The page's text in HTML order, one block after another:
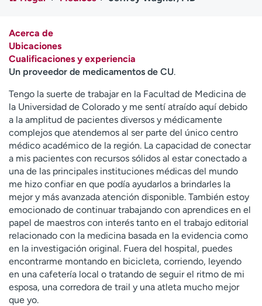
Ready. Set. CO.
Ensayos clínicos
Atención a medios de
comunicación
Contáctenos Noticias e historias
A
y
ú
d
a
m
e
a
e
n
c
o
n
t
r
a
Acerca de
Ubicaciones
Cualificaciones y experiencia
Un proveedor de medicamentos de CU.
Tengo la suerte de trabajar en la Facultad de Medicina de
la Universidad de Colorado y me sentí atraído aquí debido
a la amplitud de pacientes diversos y médicamente
complejos que atendemos al ser parte del único centro
médico académico de la región. La capacidad de conectar
a mis pacientes con recursos sólidos al estar conectado a
una de las principales instituciones médicas del mundo
me hizo confiar en que podía ayudarlos a brindarles la
mejor y más avanzada atención disponible. También estoy
emocionado de continuar trabajando con aprendices en el
papel de maestros con interés tanto en el trabajo editorial
relacionado con la medicina basada en la evidencia como
en la investigación original. Fuera del hospital, puedes
encontrarme montando en bicicleta, corriendo, leyendo
en una cafetería local o tratando de seguir el ritmo de mi
esposa, una corredora de trail y una atleta mucho mejor
que yo.